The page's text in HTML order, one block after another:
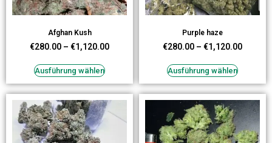
Afghan Kush
€280.00 – €1,120.00
Ausführung wählen
Purple haze
€280.00 – €1,120.00
Ausführung wählen